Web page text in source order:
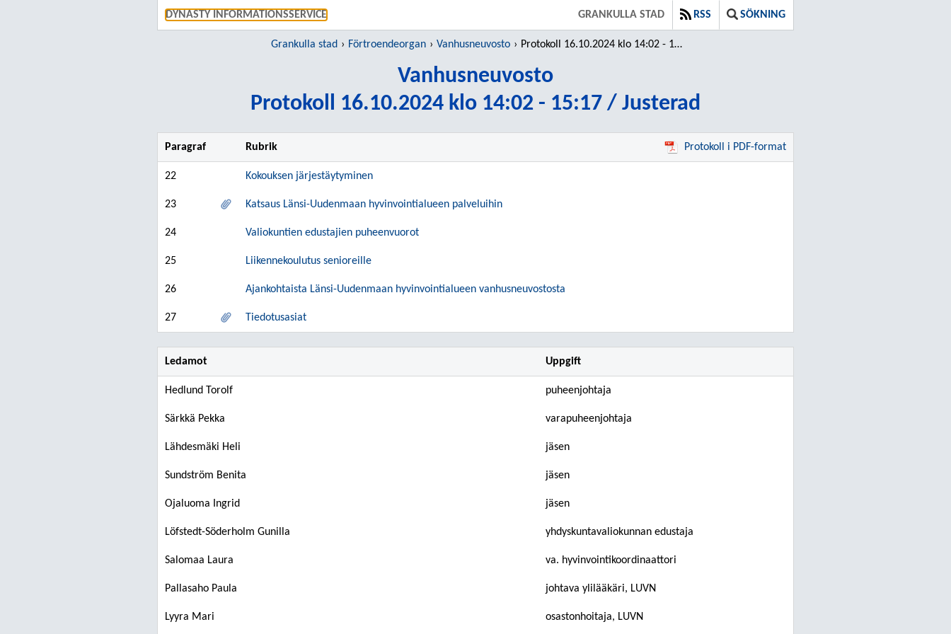
DYNASTY INFORMATIONSSERVICE GRANKULLA STAD RSS SÖKNING
Grankulla stad Förtroendeorgan Vanhusneuvosto Protokoll 16.10.2024 klo 14:02 - 15:17 / Justerad
Vanhusneuvosto
Protokoll 16.10.2024 klo 14:02 - 15:17 / Justerad
Paragraf Rubrik Protokoll i PDF-format
22 Kokouksen järjestäytyminen
23 Katsaus Länsi-Uudenmaan hyvinvointialueen palveluihin
24 Valiokuntien edustajien puheenvuorot
25 Liikennekoulutus senioreille
26 Ajankohtaista Länsi-Uudenmaan hyvinvointialueen vanhusneuvostosta
27 Tiedotusasiat
Ledamot Uppgift
Hedlund Torolf puheenjohtaja
Särkkä Pekka varapuheenjohtaja
Lähdesmäki Heli jäsen
Sundström Benita jäsen
Ojaluoma Ingrid jäsen
Löfstedt-Söderholm Gunilla yhdyskuntavaliokunnan edustaja
Salomaa Laura va. hyvinvointikoordinaattori
Pallasaho Paula johtava ylilääkäri, LUVN
Lyyra Mari osastonhoitaja, LUVN